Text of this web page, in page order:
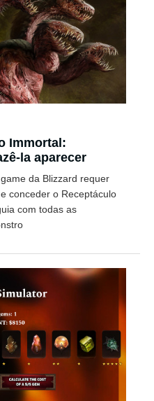
Immortal:
la aparecer
da Blizzard requer
conceder o Receptáculo
com todas as